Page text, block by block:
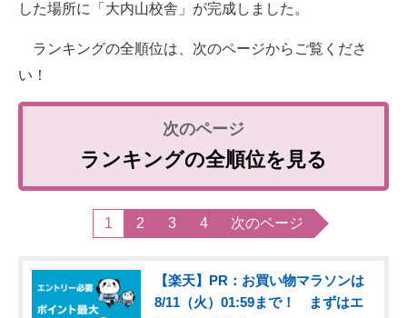
した場所に「大内山校舎」が完成しました。
ランキングの全順位は、次のページからご覧くださ
い！
ランキングの全順位を見る
1 2 3 4 次のページ
【楽天】PR：お買い物マラソンは
8/11（火）01:59まで！ まずはエ